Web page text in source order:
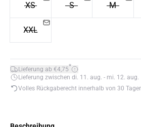
XS S M
XXL
Lieferung ab €4,75*
Lieferung zwischen di. 11. aug. - mi. 12. aug.
Volles Rückgaberecht innerhalb von 30